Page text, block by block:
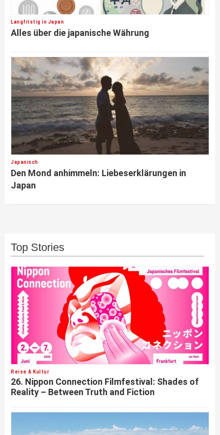
Langfristig in Japan
Alles über die japanische Währung
Japanisch
Den Mond anhimmeln: Liebeserklärungen in
Japan
Top Stories
Reise & Kultur
26. Nippon Connection Filmfestival: Shades of
Reality – Between Truth and Fiction